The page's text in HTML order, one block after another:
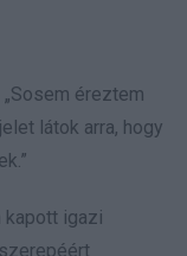
éreztem
látok arra, hogy
kapott igazi